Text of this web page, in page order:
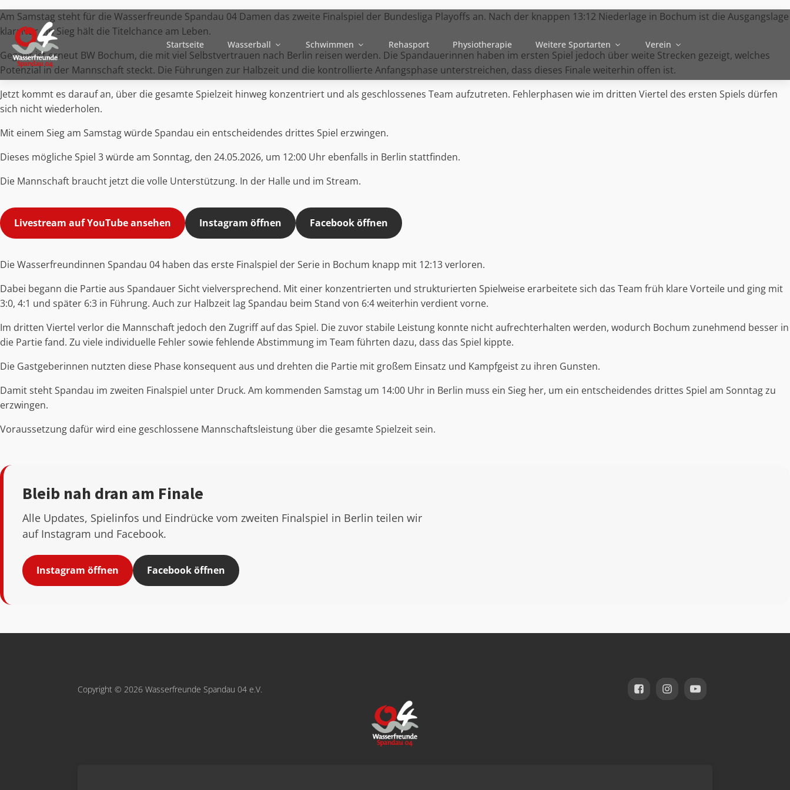
Startseite Wasserball Schwimmen Rehasport Physiotherapie Weitere Sportarten Verein
Am Samstag steht für die Wasserfreunde Spandau 04 Damen das zweite Finalspiel der Bundesliga Playoffs an. Nach der knappen 13:12 Niederlage in Bochum ist die Ausgangslage
klar: Nur ein Sieg hält die Titelchance am Leben.
Gegner ist erneut BW Bochum, die mit viel Selbstvertrauen nach Berlin reisen werden. Die Spandauerinnen haben im ersten Spiel jedoch über weite Strecken gezeigt, welches
Potenzial in der Mannschaft steckt. Die Führungen zur Halbzeit und die kontrollierte Anfangsphase unterstreichen, dass dieses Finale weiterhin offen ist.
Jetzt kommt es darauf an, über die gesamte Spielzeit hinweg konzentriert und als geschlossenes Team aufzutreten. Fehlerphasen wie im dritten Viertel des ersten Spiels dürfen
sich nicht wiederholen.
Mit einem Sieg am Samstag würde Spandau ein entscheidendes drittes Spiel erzwingen.
Dieses mögliche Spiel 3 würde am Sonntag, den 24.05.2026, um 12:00 Uhr ebenfalls in Berlin stattfinden.
Die Mannschaft braucht jetzt die volle Unterstützung. In der Halle und im Stream.
Livestream auf YouTube ansehen Instagram öffnen Facebook öffnen
Die Wasserfreundinnen Spandau 04 haben das erste Finalspiel der Serie in Bochum knapp mit 12:13 verloren.
Dabei begann die Partie aus Spandauer Sicht vielversprechend. Mit einer konzentrierten und strukturierten Spielweise erarbeitete sich das Team früh klare Vorteile und ging mit
3:0, 4:1 und später 6:3 in Führung. Auch zur Halbzeit lag Spandau beim Stand von 6:4 weiterhin verdient vorne.
Im dritten Viertel verlor die Mannschaft jedoch den Zugriff auf das Spiel. Die zuvor stabile Leistung konnte nicht aufrechterhalten werden, wodurch Bochum zunehmend besser in
die Partie fand. Zu viele individuelle Fehler sowie fehlende Abstimmung im Team führten dazu, dass das Spiel kippte.
Die Gastgeberinnen nutzten diese Phase konsequent aus und drehten die Partie mit großem Einsatz und Kampfgeist zu ihren Gunsten.
Damit steht Spandau im zweiten Finalspiel unter Druck. Am kommenden Samstag um 14:00 Uhr in Berlin muss ein Sieg her, um ein entscheidendes drittes Spiel am Sonntag zu
erzwingen.
Voraussetzung dafür wird eine geschlossene Mannschaftsleistung über die gesamte Spielzeit sein.
Bleib nah dran am Finale
Alle Updates, Spielinfos und Eindrücke vom zweiten Finalspiel in Berlin teilen wir
auf Instagram und Facebook.
Instagram öffnen Facebook öffnen
Copyright © 2026 Wasserfreunde Spandau 04 e.V.